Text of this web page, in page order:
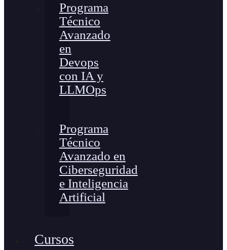
Programa
Técnico
Avanzado
en
Devops
con IA y
LLMOps
Programa
Técnico
Avanzado en
Ciberseguridad
e Inteligencia
Artificial
Cursos